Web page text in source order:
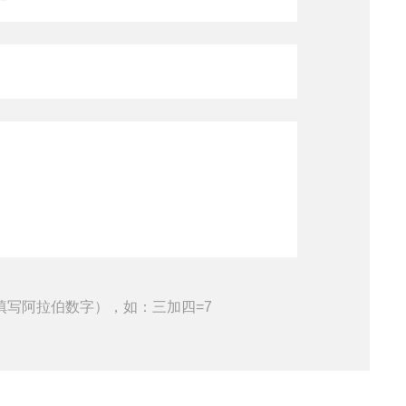
写阿拉伯数字），如：三加四=7